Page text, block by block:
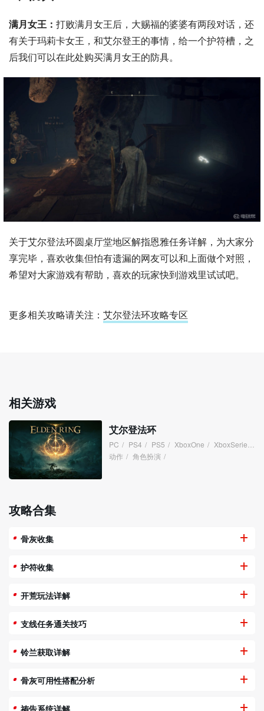
满月女王： 打败满月女王后，大赐福的婆婆有两段对话，还
有关于玛莉卡女王，和艾尔登王的事情，给一个护符槽，之
后我们可以在此处购买满月女王的防具。
关于艾尔登法环圆桌厅堂地区解指恩雅任务详解，为大家分
享完毕，喜欢收集但怕有遗漏的网友可以和上面做个对照，
希望对大家游戏有帮助，喜欢的玩家快到游戏里试试吧。
更多相关攻略请关注： 艾尔登法环攻略专区
相关游戏
艾尔登法环
PC / PS4 / PS5 / XboxOne / XboxSeries
动作 / 角色扮演 /
攻略合集
骨灰收集
护符收集
开荒玩法详解
支线任务通关技巧
铃兰获取详解
骨灰可用性搭配分析